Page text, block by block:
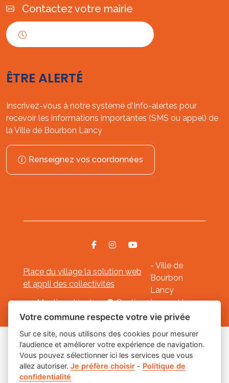
Contactez votre mairie
ÊTRE ALERTÉ
Inscrivez-vous à notre système d'Info-alertes pour
recevoir les informations importantes (SMS ou appel) de
la Ville de Bourbon Lancy
Renseignez vos coordonnées
Place du village la solution web
et appli des collectivités
- Ville de
Bourbon
Lancy
Mentions légales- Gestion des cookies
Les labels
Votre commune respecte votre vie privée
Sur ce site, nous utilisons des cookies pour mesurer
l’audience et améliorer votre expérience de navigation.
Vous pouvez sélectionner ici les services que vous
allez autoriser.Je préfère choisir - Politique de
confidentialité